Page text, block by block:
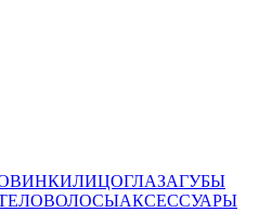
ЛИЦОГЛАЗАГУБЫ
ВОЛОСЫАКСЕССУАРЫ